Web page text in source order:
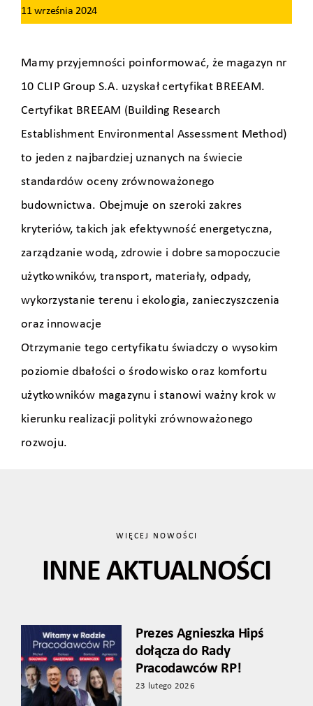
11 września 2024
Mamy przyjemności poinformować, że magazyn nr
10 CLIP Group S.A. uzyskał certyfikat BREEAM.
Certyfikat BREEAM (Building Research
Establishment Environmental Assessment Method)
to jeden z najbardziej uznanych na świecie
standardów oceny zrównoważonego
budownictwa. Obejmuje on szeroki zakres
kryteriów, takich jak efektywność energetyczna,
zarządzanie wodą, zdrowie i dobre samopoczucie
użytkowników, transport, materiały, odpady,
wykorzystanie terenu i ekologia, zanieczyszczenia
oraz innowacje
Otrzymanie tego certyfikatu świadczy o wysokim
poziomie dbałości o środowisko oraz komfortu
użytkowników magazynu i stanowi ważny krok w
kierunku realizacji polityki zrównoważonego
rozwoju.
WIĘCEJ NOWOŚCI
INNE AKTUALNOŚCI
Prezes Agnieszka Hipś
dołącza do Rady
Pracodawców RP!
23 lutego 2026